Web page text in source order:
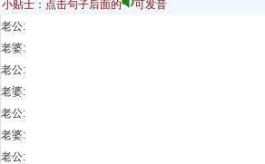
小贴士：点击句子后面的
可发音
老公:
老婆:
老公:
老婆:
老公:
老婆:
老公: